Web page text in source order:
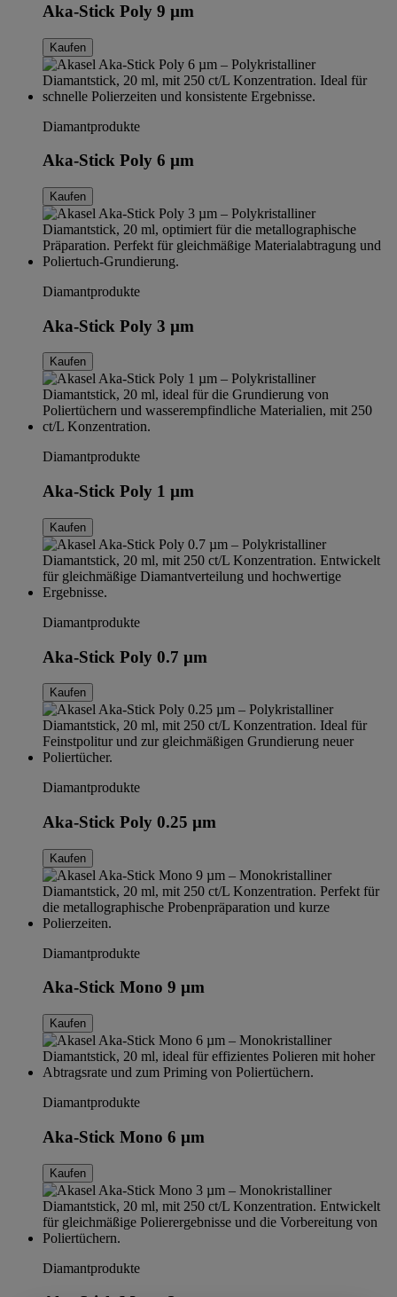
Aka-Stick Poly 9 µm
Kaufen
Diamantprodukte
Aka-Stick Poly 6 µm
Kaufen
Diamantprodukte
Aka-Stick Poly 3 µm
Kaufen
Diamantprodukte
Aka-Stick Poly 1 µm
Kaufen
Diamantprodukte
Aka-Stick Poly 0.7 µm
Kaufen
Diamantprodukte
Aka-Stick Poly 0.25 µm
Kaufen
Diamantprodukte
Aka-Stick Mono 9 µm
Kaufen
Diamantprodukte
Aka-Stick Mono 6 µm
Kaufen
Diamantprodukte